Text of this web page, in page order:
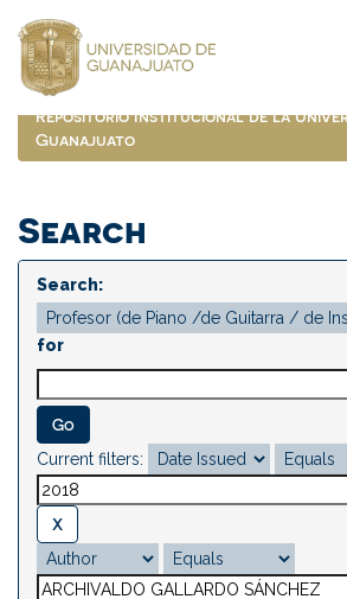
navigation
Repositorio Institucional de la
Guanajuato
Search
Search:
for
Current filters: